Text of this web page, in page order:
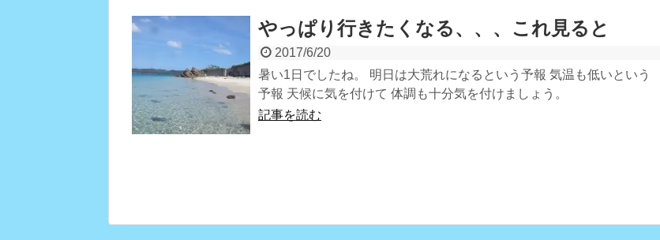
やっぱり行きたくなる、、、これ見ると
2017/6/20
暑い1日でしたね。 明日は大荒れになるという予報 気温も低いという
予報 天候に気を付けて 体調も十分気を付けましょう。
記事を読む